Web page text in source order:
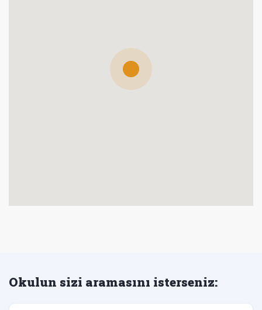
Okulun sizi aramasını isterseniz: